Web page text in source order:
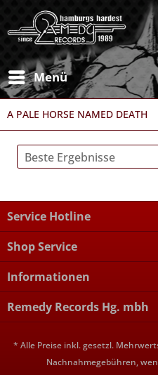
Menü
A PALE HORSE NAMED DEATH
Service Hotline
Shop Service
Informationen
Remedy Records Hg. mbh
* Alle Preise inkl. gesetzl.
Nachnahmegebühren,